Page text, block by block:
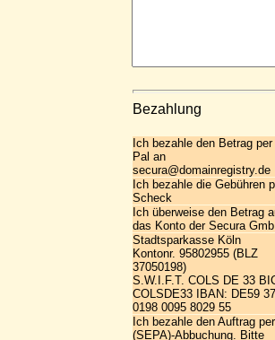
Bezahlung
Ich bezahle den Betrag
Pal an
secura@domainregistry.de
Ich bezahle die Gebühren
Scheck
Ich überweise den Betrag
das Konto der Secura
Stadtsparkasse Köln
Kontonr. 95802955 (BLZ
37050198)
S.W.I.F.T. COLS DE 33
COLSDE33 IBAN: DE59
0198 0095 8029 55
Ich bezahle den Auftrag per
(SEPA)-Abbuchung. Bitte